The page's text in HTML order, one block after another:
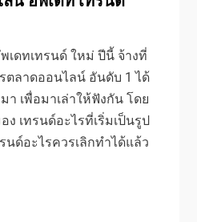
ดทเทรนด์ ใหม่ ปีนี้ จ้างที่
ตลาดออนไลน์ อันดับ 1 ได้
เพื่อมาเล่าให้ฟังกัน โดย
เทรนด์อะไรที่เริ่มเป็นรูป
นด์อะไรควรเลิกทำได้แล้ว